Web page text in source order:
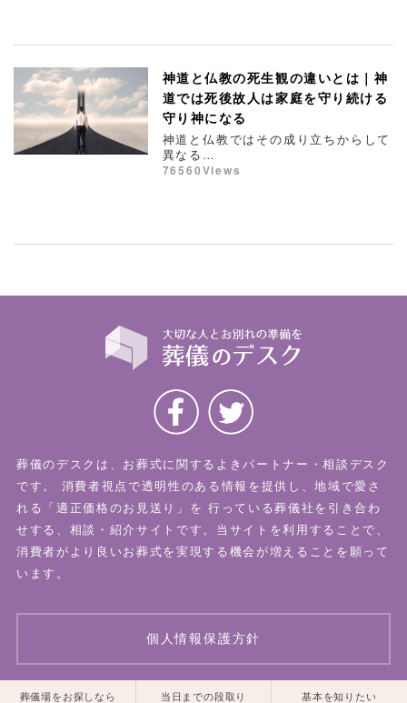
一覧はこちら
神道と仏教の死生観の違いとは｜神
道では死後故人は家庭を守り続ける
守り神になる
神道と仏教ではその成り立ちからして
異なる…
76560Views
一覧はこちら
葬儀場をお探しなら 当日までの段取り 基本を知りたい
葬儀のデスクは、お葬式に関するよきパートナー・相談デスク
です。
消費者視点で透明性のある情報を提供し、地域で愛さ
れる「適正価格のお見送り」を 行っている葬儀社を引き合わ
せする、相談・紹介サイトです。当サイトを利用することで、
消費者がより良いお葬式を実現する機会が増えることを願って
います。
個人情報保護方針
© 2026 葬儀のデスク All Rights Reserved.